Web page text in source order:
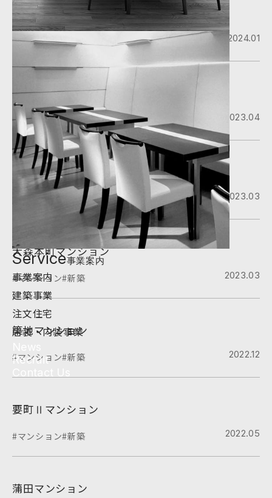
Service事業案内
事業案内
建築事業
注文住宅
店装・内装事業
Recruit
日本橋ビル
#オフィス・店舗#新築 2024.01
高田馬場マンション
#マンション#新築 2023.04
BAL
#オフィス・店舗#新築 2023.03
大森本町マンション
#マンション#新築 2023.03
築地マンション
#マンション#新築 2022.12
要町Ⅱマンション
#マンション#新築 2022.05
蒲田マンション